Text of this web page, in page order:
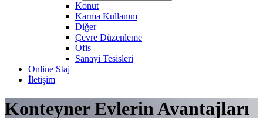
Konut
Karma Kullanım
Diğer
Çevre Düzenleme
Ofis
Sanayi Tesisleri
Online Staj
İletişim
Konteyner Evlerin Avantajları